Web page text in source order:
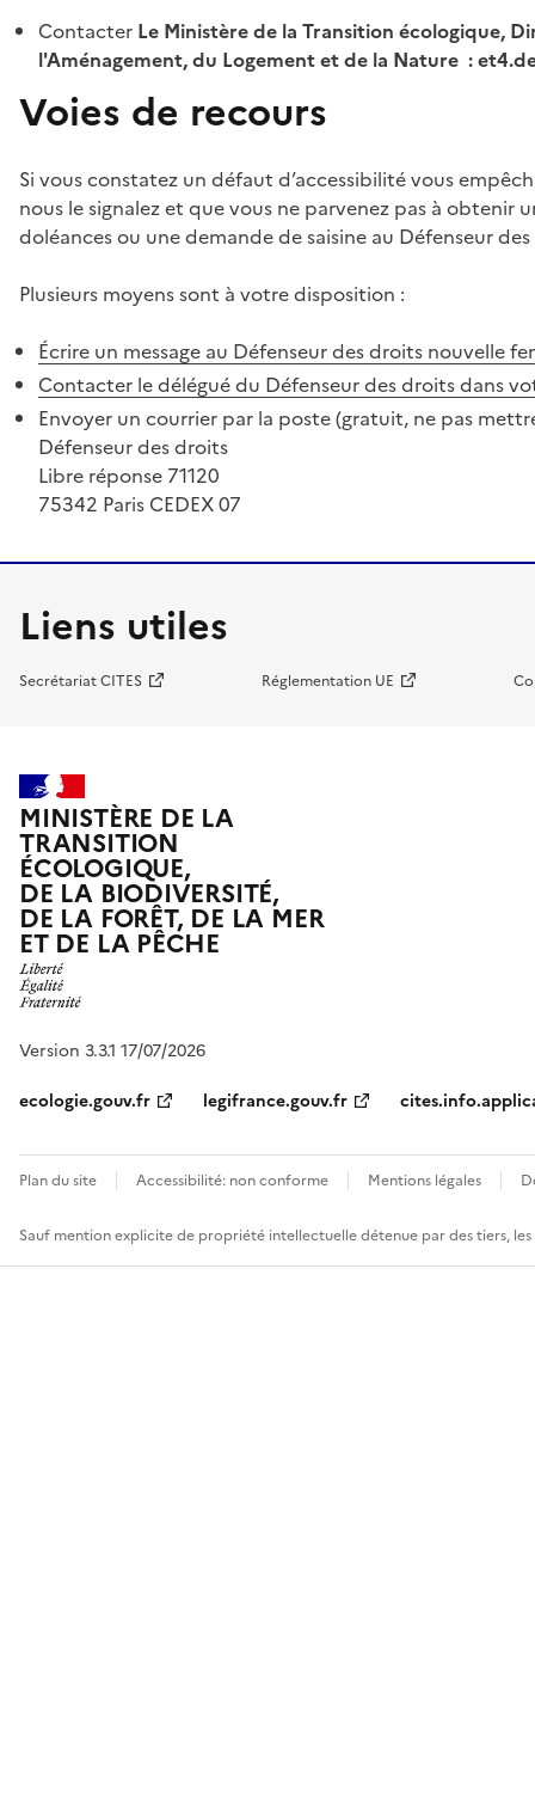
Contacter Le Ministère de la Transition écologique,
l'Aménagement, du Logement et de la Nature :
Voies de recours
Si vous constatez un défaut d’accessibilité vous
nous le signalez et que vous ne parvenez pas à
doléances ou une demande de saisine au Défenseur
Plusieurs moyens sont à votre disposition :
Écrire un message au Défenseur des droits nouvelle
Contacter le délégué du Défenseur des droits dans
Envoyer un courrier par la poste (gratuit, ne pas
Défenseur des droits
Libre réponse 71120
75342 Paris CEDEX 07
Liens utiles
Secrétariat CITES Réglementation UE
MINISTÈRE DE LA
TRANSITION
ÉCOLOGIQUE,
DE LA BIODIVERSITÉ,
DE LA FORÊT, DE LA MER
ET DE LA PÊCHE
Version 3.3.1 17/07/2026
ecologie.gouv.fr
legifrance.gouv.fr
Plan du site Accessibilité: non conforme Mentions légales
Sauf mention explicite de propriété intellectuelle détenue par des tiers,